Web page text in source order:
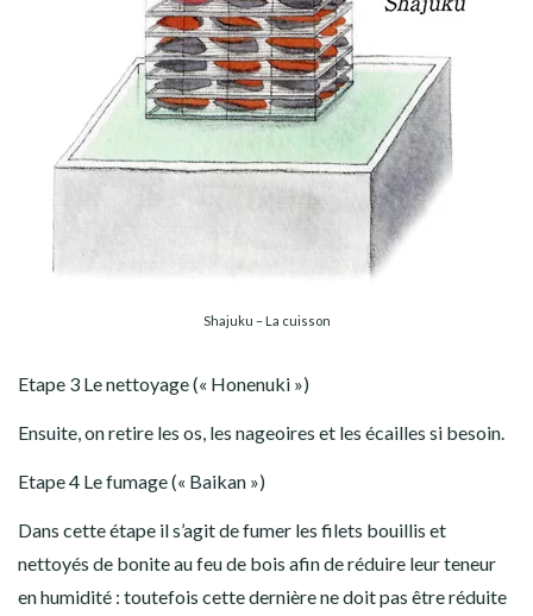
Shajuku – La cuisson
Etape 3 Le nettoyage (« Honenuki »)
Ensuite, on retire les os, les nageoires et les écailles si besoin.
Etape 4 Le fumage (« Baikan »)
Dans cette étape il s’agit de fumer les filets bouillis et
nettoyés de bonite au feu de bois afin de réduire leur teneur
en humidité : toutefois cette dernière ne doit pas être réduite